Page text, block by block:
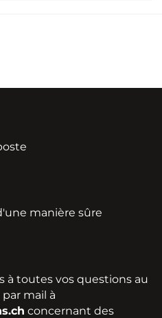
manière sûre
à toutes vos questions au
mail à
concernant des